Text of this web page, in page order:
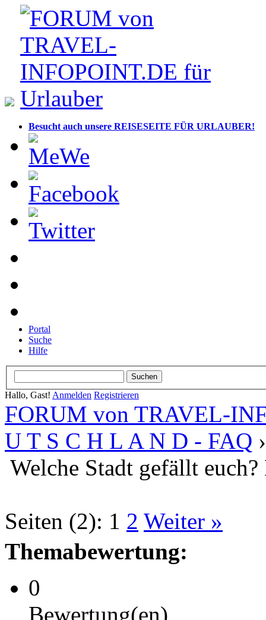
Besucht auch unsere REISESEITE FÜR URLAUBER!
Portal
Suche
Hilfe
Hallo, Gast! Anmelden Registrieren
FORUM von TRAVEL-
U T S C H L A N D - FAQ
Welche Stadt gefällt
Seiten (2): 1 2 Weiter »
Themabewertung:
0
Bewertung(en)